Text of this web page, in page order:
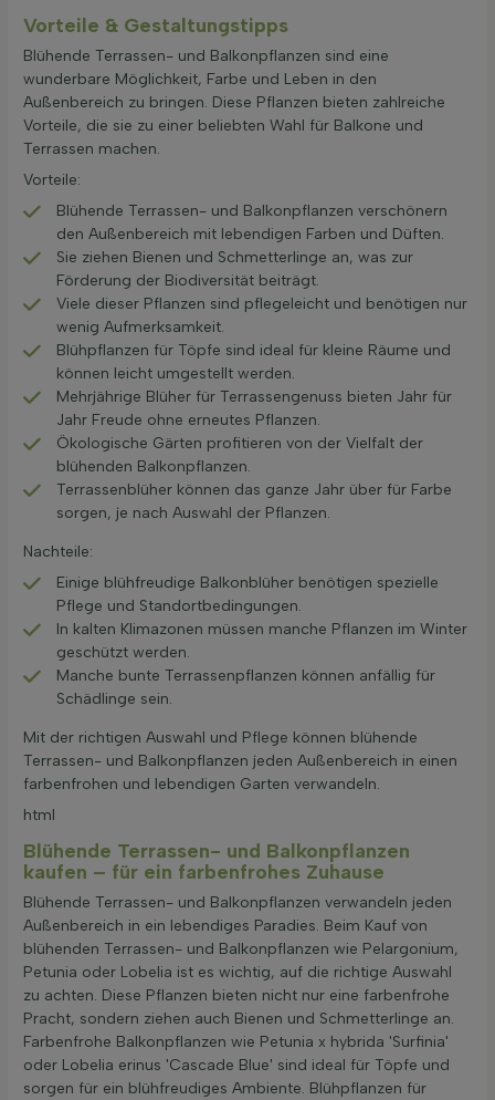
Vorteile & Gestaltungstipps
Blühende Terrassen- und Balkonpflanzen sind eine
wunderbare Möglichkeit, Farbe und Leben in den
Außenbereich zu bringen. Diese Pflanzen bieten zahlreiche
Vorteile, die sie zu einer beliebten Wahl für Balkone und
Terrassen machen.
Vorteile:
Blühende Terrassen- und Balkonpflanzen verschönern
den Außenbereich mit lebendigen Farben und Düften.
Sie ziehen Bienen und Schmetterlinge an, was zur
Förderung der Biodiversität beiträgt.
Viele dieser Pflanzen sind pflegeleicht und benötigen nur
wenig Aufmerksamkeit.
Blühpflanzen für Töpfe sind ideal für kleine Räume und
können leicht umgestellt werden.
Mehrjährige Blüher für Terrassengenuss bieten Jahr für
Jahr Freude ohne erneutes Pflanzen.
Ökologische Gärten profitieren von der Vielfalt der
blühenden Balkonpflanzen.
Terrassenblüher können das ganze Jahr über für Farbe
sorgen, je nach Auswahl der Pflanzen.
Nachteile:
Einige blühfreudige Balkonblüher benötigen spezielle
Pflege und Standortbedingungen.
In kalten Klimazonen müssen manche Pflanzen im Winter
geschützt werden.
Manche bunte Terrassenpflanzen können anfällig für
Schädlinge sein.
Mit der richtigen Auswahl und Pflege können blühende
Terrassen- und Balkonpflanzen jeden Außenbereich in einen
farbenfrohen und lebendigen Garten verwandeln.
html
Blühende Terrassen- und Balkonpflanzen
kaufen – für ein farbenfrohes Zuhause
Blühende Terrassen- und Balkonpflanzen verwandeln jeden
Außenbereich in ein lebendiges Paradies. Beim Kauf von
blühenden Terrassen- und Balkonpflanzen wie Pelargonium,
Petunia oder Lobelia ist es wichtig, auf die richtige Auswahl
zu achten. Diese Pflanzen bieten nicht nur eine farbenfrohe
Pracht, sondern ziehen auch Bienen und Schmetterlinge an.
Farbenfrohe Balkonpflanzen wie Petunia x hybrida 'Surfinia'
oder Lobelia erinus 'Cascade Blue' sind ideal für Töpfe und
sorgen für ein blühfreudiges Ambiente. Blühpflanzen für